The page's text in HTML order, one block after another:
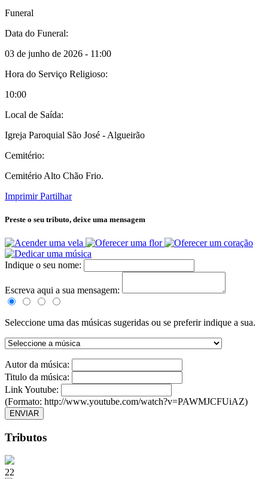
Funeral
Data do Funeral:
03 de junho de 2026 - 11:00
Hora do Serviço Religioso:
10:00
Local de Saída:
Igreja Paroquial São José - Algueirão
Cemitério:
Cemitério Alto Chão Frio.
Imprimir Partilhar
Preste o seu tributo, deixe uma mensagem
Indique o seu nome:
Escreva aqui a sua mensagem:
Seleccione uma das músicas sugeridas ou se preferir indique a sua.
Autor da música:
Titulo da música:
Link Youtube:
(Formato: http://www.youtube.com/watch?v=PAWMJCFUiAZ)
ENVIAR
Tributos
22